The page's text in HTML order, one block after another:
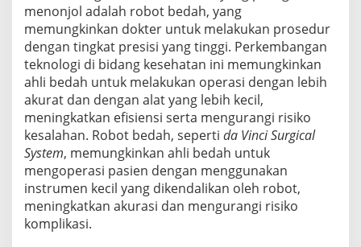
menonjol adalah robot bedah, yang
memungkinkan dokter untuk melakukan prosedur
dengan tingkat presisi yang tinggi. Perkembangan
teknologi di bidang kesehatan ini memungkinkan
ahli bedah untuk melakukan operasi dengan lebih
akurat dan dengan alat yang lebih kecil,
meningkatkan efisiensi serta mengurangi risiko
kesalahan. Robot bedah, seperti da Vinci Surgical
System, memungkinkan ahli bedah untuk
mengoperasi pasien dengan menggunakan
instrumen kecil yang dikendalikan oleh robot,
meningkatkan akurasi dan mengurangi risiko
komplikasi.